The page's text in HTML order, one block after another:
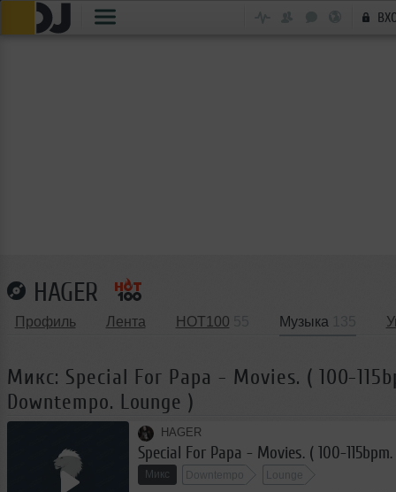
HAGER
Профиль Лента HOT100 Музыка
Микс: Special For Papa - Movies. ( 100-
Downtempo. Lounge )
HAGER
Микс Downtempo Lounge